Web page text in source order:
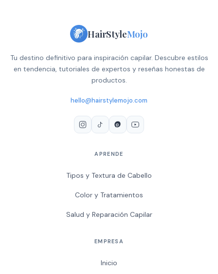
HairStyleMojo
Tu destino definitivo para inspiración capilar. Descubre estilos
en tendencia, tutoriales de expertos y reseñas honestas de
productos.
hello@hairstylemojo.com
APRENDE
Tipos y Textura de Cabello
Color y Tratamientos
Salud y Reparación Capilar
EMPRESA
Inicio